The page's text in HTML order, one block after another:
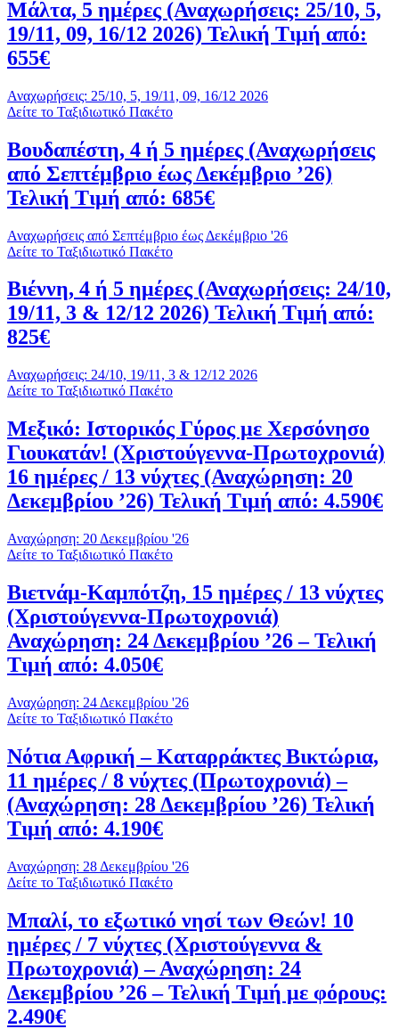
Μάλτα, 5 ημέρες (Αναχωρήσεις: 25/10, 5,
19/11, 09, 16/12 2026) Τελική Τιμή από:
655€
Αναχωρήσεις: 25/10, 5, 19/11, 09, 16/12 2026
Δείτε το Ταξιδιωτικό Πακέτο
Βουδαπέστη, 4 ή 5 ημέρες (Αναχωρήσεις
από Σεπτέμβριο έως Δεκέμβριο ’26)
Τελική Τιμή από: 685€
Αναχωρήσεις από Σεπτέμβριο έως Δεκέμβριο '26
Δείτε το Ταξιδιωτικό Πακέτο
Βιέννη, 4 ή 5 ημέρες (Αναχωρήσεις: 24/10,
19/11, 3 & 12/12 2026) Τελική Τιμή από:
825€
Αναχωρήσεις: 24/10, 19/11, 3 & 12/12 2026
Δείτε το Ταξιδιωτικό Πακέτο
Μεξικό: Ιστορικός Γύρος με Χερσόνησο
Γιουκατάν! (Χριστούγεννα-Πρωτοχρονιά)
16 ημέρες / 13 νύχτες (Αναχώρηση: 20
Δεκεμβρίου ’26) Τελική Τιμή από: 4.590€
Αναχώρηση: 20 Δεκεμβρίου '26
Δείτε το Ταξιδιωτικό Πακέτο
Βιετνάμ-Καμπότζη, 15 ημέρες / 13 νύχτες
(Χριστούγεννα-Πρωτοχρονιά)
Αναχώρηση: 24 Δεκεμβρίου ’26 – Τελική
Τιμή από: 4.050€
Αναχώρηση: 24 Δεκεμβρίου '26
Δείτε το Ταξιδιωτικό Πακέτο
Νότια Αφρική – Καταρράκτες Βικτώρια,
11 ημέρες / 8 νύχτες (Πρωτοχρονιά) –
(Αναχώρηση: 28 Δεκεμβρίου ’26) Τελική
Τιμή από: 4.190€
Αναχώρηση: 28 Δεκεμβρίου '26
Δείτε το Ταξιδιωτικό Πακέτο
Μπαλί, το εξωτικό νησί των Θεών! 10
ημέρες / 7 νύχτες (Χριστούγεννα &
Πρωτοχρονιά) – Αναχώρηση: 24
Δεκεμβρίου ’26 – Τελική Τιμή με φόρους:
2.490€